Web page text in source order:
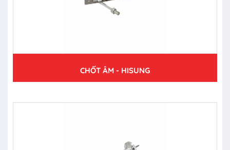
CHỐT ÂM - HISUNG